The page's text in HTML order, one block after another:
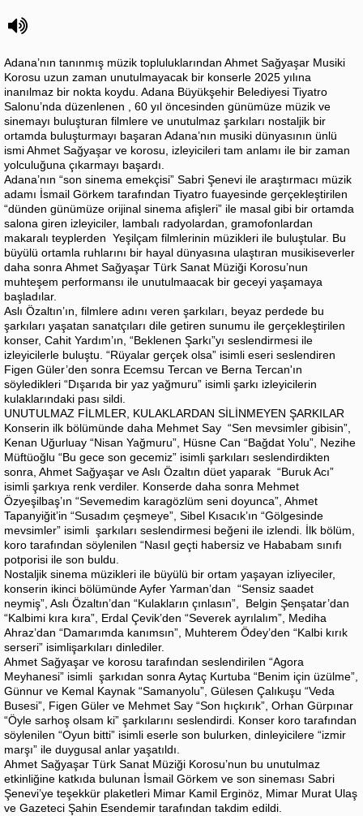
Adana’nın tanınmış müzik topluluklarından Ahmet Sağyaşar Musiki
Korosu uzun zaman unutulmayacak bir konserle 2025 yılına
inanılmaz bir nokta koydu. Adana Büyükşehir Belediyesi Tiyatro
Salonu’nda düzenlenen , 60 yıl öncesinden günümüze müzik ve
sinemayı buluşturan filmlere ve unutulmaz şarkıları nostaljik bir
ortamda buluşturmayı başaran Adana’nın musiki dünyasının ünlü
ismi Ahmet Sağyaşar ve korosu, izleyicileri tam anlamı ile bir zaman
yolculuğuna çıkarmayı başardı.
Adana’nın “son sinema emekçisi” Sabri Şenevi ile araştırmacı müzik
adamı İsmail Görkem tarafından Tiyatro fuayesinde gerçekleştirilen
“dünden günümüze orijinal sinema afişleri” ile masal gibi bir ortamda
salona giren izleyiciler, lambalı radyolardan, gramofonlardan
makaralı teyplerden Yeşilçam filmlerinin müzikleri ile buluştular. Bu
büyülü ortamla ruhlarını bir hayal dünyasına ulaştıran musikiseverler
daha sonra Ahmet Sağyaşar Türk Sanat Müziği Korosu’nun
muhteşem performansı ile unutulmaacak bir geceyi yaşamaya
başladılar.
Aslı Özaltın’ın, filmlere adını veren şarkıları, beyaz perdede bu
şarkıları yaşatan sanatçıları dile getiren sunumu ile gerçekleştirilen
konser, Cahit Yardım’ın, “Beklenen Şarkı”yı seslendirmesi ile
izleyicilerle buluştu. “Rüyalar gerçek olsa” isimli eseri seslendiren
Figen Güler’den sonra Ecemsu Tercan ve Berna Tercan'ın
söyledikleri “Dışarıda bir yaz yağmuru” isimli şarkı izleyicilerin
kulaklarındaki pası sildi.
UNUTULMAZ FİLMLER, KULAKLARDAN SİLİNMEYEN ŞARKILAR
Konserin ilk bölümünde daha Mehmet Say “Sen mevsimler gibisin”,
Kenan Uğurluay “Nisan Yağmuru”, Hüsne Can “Bağdat Yolu”, Nezihe
Müftüoğlu “Bu gece son gecemiz” isimli şarkıları seslendirdikten
sonra, Ahmet Sağyaşar ve Aslı Özaltın düet yaparak “Buruk Acı”
isimli şarkıya renk verdiler. Konserde daha sonra Mehmet
Özyeşilbaş’ın “Sevemedim karagözlüm seni doyunca”, Ahmet
Tapanyiğit’in “Susadım çeşmeye”, Sibel Kısacık’ın “Gölgesinde
mevsimler” isimli şarkıları seslendirmesi beğeni ile izlendi. İlk bölüm,
koro tarafından söylenilen “Nasıl geçti habersiz ve Hababam sınıfı
potporisi ile son buldu.
Nostaljik sinema müzikleri ile büyülü bir ortam yaşayan izliyeciler,
konserin ikinci bölümünde Ayfer Yarman’dan “Sensiz saadet
neymiş”, Aslı Özaltın’dan “Kulakların çınlasın”, Belgin Şenşatar’dan
“Kalbimi kıra kıra”, Erdal Çevik’den “Severek ayrılalım”, Mediha
Ahraz’dan “Damarımda kanımsın”, Muhterem Ödey’den “Kalbi kırık
serseri” isimlişarkıları dinlediler.
Ahmet Sağyaşar ve korosu tarafından seslendirilen “Agora
Meyhanesi” isimli şarkıdan sonra Aytaç Kurtuba “Benim için üzülme”,
Günnur ve Kemal Kaynak “Samanyolu”, Gülesen Çalıkuşu “Veda
Busesi”, Figen Güler ve Mehmet Say “Son hıçkırık”, Orhan Gürpınar
“Öyle sarhoş olsam ki” şarkılarını seslendirdi. Konser koro tarafından
söylenilen “Oyun bitti” isimli eserle son bulurken, dinleyicilere “izmir
marşı” ile duygusal anlar yaşatıldı.
Ahmet Sağyaşar Türk Sanat Müziği Korosu’nun bu unutulmaz
etkinliğine katkıda bulunan İsmail Görkem ve son sineması Sabri
Şenevi’ye teşekkür plaketleri Mimar Kamil Erginöz, Mimar Murat Ulaş
ve Gazeteci Şahin Esendemir tarafından takdim edildi.